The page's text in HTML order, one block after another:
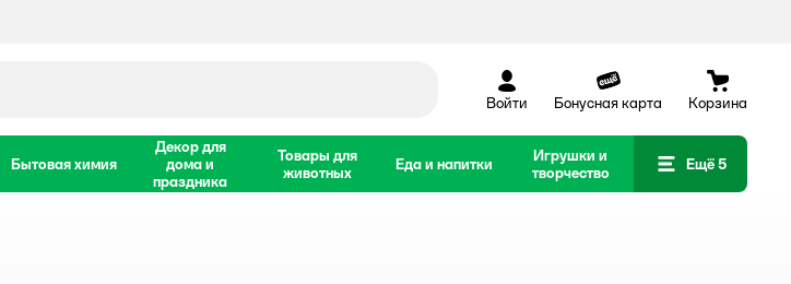
Войти Бонусная карта Корзина
Бытовая химия
Декор для
дома и
праздника
Товары для
животных
Еда и напитки
Игрушки и
творчество
Ещё 5